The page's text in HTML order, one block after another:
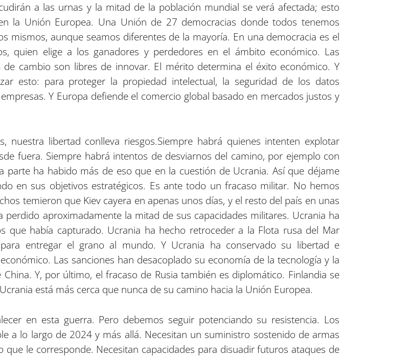
a las urnas y la mitad de la población mundial se verá afectada; esto
la Unión Europea. Una Unión de 27 democracias donde todos tenemos
mismos, aunque seamos diferentes de la mayoría. En una democracia es el
quien elige a los ganadores y perdedores en el ámbito económico. Las
cambio son libres de innovar. El mérito determina el éxito económico. Y
esto: para proteger la propiedad intelectual, la seguridad de los datos
Y Europa defiende el comercio global basado en mercados justos y
nuestra libertad conlleva riesgos.Siempre habrá quienes intenten explotar
fuera. Siempre habrá intentos de desviarnos del camino, por ejemplo con
parte ha habido más de eso que en la cuestión de Ucrania. Así que déjame
en sus objetivos estratégicos. Es ante todo un fracaso militar. No hemos
temieron que Kiev cayera en apenas unos días, y el resto del país en unas
perdido aproximadamente la mitad de sus capacidades militares. Ucrania ha
que había capturado. Ucrania ha hecho retroceder a la Flota rusa del Mar
entregar el grano al mundo. Y Ucrania ha conservado su libertad e
Las sanciones han desacoplado su economía de la tecnología y la
Y, por último, el fracaso de Rusia también es diplomático. Finlandia se
está más cerca que nunca de su camino hacia la Unión Europea.
en esta guerra. Pero debemos seguir potenciando su resistencia. Los
a lo largo de 2024 y más allá. Necesitan un suministro sostenido de armas
le corresponde. Necesitan capacidades para disuadir futuros ataques de